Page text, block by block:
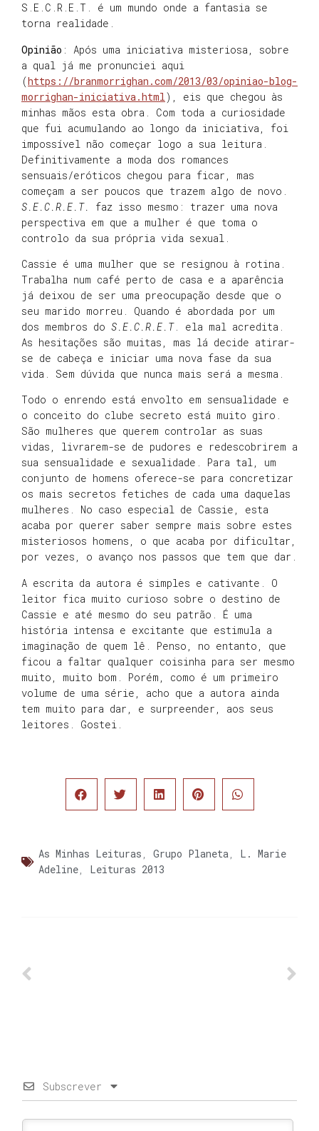
S.E.C.R.E.T. é um mundo onde a fantasia se
torna realidade.
Opinião : Após uma iniciativa misteriosa, sobre
a qual já me pronunciei aqui
(https://branmorrighan.com/2013/03/opiniao-blog-
morrighan-iniciativa.html ), eis que chegou às
minhas mãos esta obra. Com toda a curiosidade
que fui acumulando ao longo da iniciativa, foi
impossível não começar logo a sua leitura.
Definitivamente a moda dos romances
sensuais/eróticos chegou para ficar, mas
começam a ser poucos que trazem algo de novo.
S.E.C.R.E.T.
faz isso mesmo: trazer uma nova
perspectiva em que a mulher é que toma o
controlo da sua própria vida sexual.
Cassie é uma mulher que se resignou à rotina.
Trabalha num café perto de casa e a aparência
já deixou de ser uma preocupação desde que o
seu marido morreu. Quando é abordada por um
dos membros do S.E.C.R.E.T. ela mal acredita.
As hesitações são muitas, mas lá decide atirar-
se de cabeça e iniciar uma nova fase da sua
vida. Sem dúvida que nunca mais será a mesma.
Todo o enrendo está envolto em sensualidade e
o conceito do clube secreto está muito giro.
São mulheres que querem controlar as suas
vidas, livrarem-se de pudores e redescobrirem a
sua sensualidade e sexualidade. Para tal, um
conjunto de homens oferece-se para concretizar
os mais secretos fetiches de cada uma daquelas
mulheres. No caso especial de Cassie, esta
acaba por querer saber sempre mais sobre estes
misteriosos homens, o que acaba por dificultar,
por vezes, o avanço nos passos que tem que dar.
A escrita da autora é simples e cativante. O
leitor fica muito curioso sobre o destino de
Cassie e até mesmo do seu patrão. É uma
história intensa e excitante que estimula a
imaginação de quem lê. Penso, no entanto, que
ficou a faltar qualquer coisinha para ser mesmo
muito, muito bom. Porém, como é um primeiro
volume de uma série, acho que a autora ainda
tem muito para dar, e surpreender, aos seus
leitores. Gostei.
As Minhas Leituras , Grupo Planeta, L. Marie
Adeline, Leituras 2013
Subscrever